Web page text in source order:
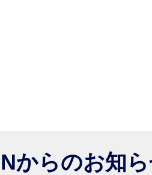
からのお知